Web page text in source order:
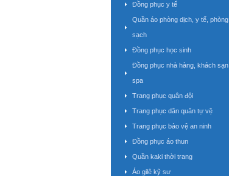
Đồng phục y tế
Quần áo phòng dịch, y tế, phòng
sạch
Đồng phục học sinh
Đồng phục nhà hàng, khách sạn,
spa
Trang phục quân đội
Trang phục dân quân tự vệ
Trang phục bảo vệ an ninh
Đồng phục áo thun
Quần kaki thời trang
Áo gilê kỹ sư